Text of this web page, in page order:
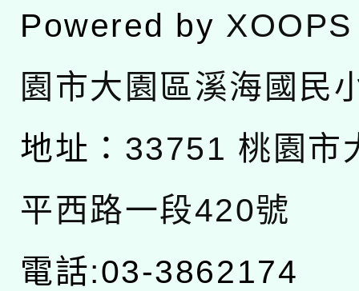
Powered by XOOPS
園市大園區溪海國民
地址： 33751 桃園市
平西路一段420號
電話:03-3862174